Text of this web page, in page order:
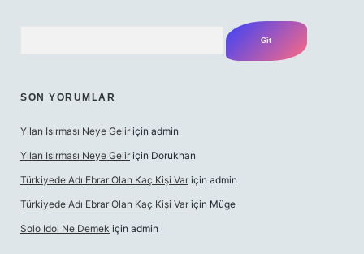
SON YORUMLAR
Yılan Isırması Neye Gelir için admin
Yılan Isırması Neye Gelir için Dorukhan
Türkiyede Adı Ebrar Olan Kaç Kişi Var için admin
Türkiyede Adı Ebrar Olan Kaç Kişi Var için Müge
Solo Idol Ne Demek için admin